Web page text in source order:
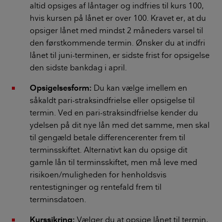
altid opsiges af låntager og indfries til kurs 100,
hvis kursen på lånet er over 100. Kravet er, at du
opsiger lånet med mindst 2 måneders varsel til
den førstkommende termin. Ønsker du at indfri
lånet til juni-terminen, er sidste frist for opsigelse
den sidste bankdag i april.
Opsigelsesform: Du kan vælge imellem en
såkaldt pari-straksindfrielse eller opsigelse til
termin. Ved en pari-straksindfrielse kender du
ydelsen på dit nye lån med det samme, men skal
til gengæld betale differencerenter frem til
terminsskiftet. Alternativt kan du opsige dit
gamle lån til terminsskiftet, men må leve med
risikoen/muligheden for henholdsvis
rentestigninger og rentefald frem til
terminsdatoen.
Kurssikring: Vælger du at opsige lånet til termin,